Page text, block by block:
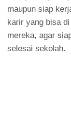
maupun siap
karir yang bisa
mereka, agar
selesai sekolah.